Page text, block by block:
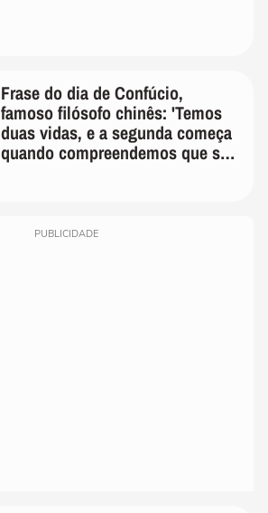
Frase do dia de Confúcio,
famoso filósofo chinês: 'Temos
duas vidas, e a segunda começa
quando compreendemos que só
PUBLICIDADE